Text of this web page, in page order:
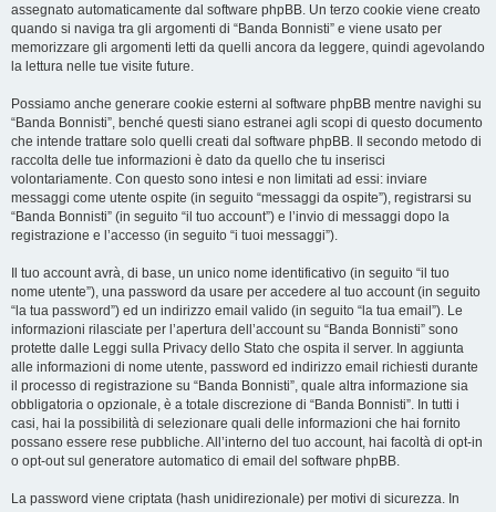
assegnato automaticamente dal software phpBB. Un terzo cookie viene creato
quando si naviga tra gli argomenti di “Banda Bonnisti” e viene usato per
memorizzare gli argomenti letti da quelli ancora da leggere, quindi agevolando
la lettura nelle tue visite future.
Possiamo anche generare cookie esterni al software phpBB mentre navighi su
“Banda Bonnisti”, benché questi siano estranei agli scopi di questo documento
che intende trattare solo quelli creati dal software phpBB. Il secondo metodo di
raccolta delle tue informazioni è dato da quello che tu inserisci
volontariamente. Con questo sono intesi e non limitati ad essi: inviare
messaggi come utente ospite (in seguito “messaggi da ospite”), registrarsi su
“Banda Bonnisti” (in seguito “il tuo account”) e l’invio di messaggi dopo la
registrazione e l’accesso (in seguito “i tuoi messaggi”).
Il tuo account avrà, di base, un unico nome identificativo (in seguito “il tuo
nome utente”), una password da usare per accedere al tuo account (in seguito
“la tua password”) ed un indirizzo email valido (in seguito “la tua email”). Le
informazioni rilasciate per l’apertura dell’account su “Banda Bonnisti” sono
protette dalle Leggi sulla Privacy dello Stato che ospita il server. In aggiunta
alle informazioni di nome utente, password ed indirizzo email richiesti durante
il processo di registrazione su “Banda Bonnisti”, quale altra informazione sia
obbligatoria o opzionale, è a totale discrezione di “Banda Bonnisti”. In tutti i
casi, hai la possibilità di selezionare quali delle informazioni che hai fornito
possano essere rese pubbliche. All’interno del tuo account, hai facoltà di opt-in
o opt-out sul generatore automatico di email del software phpBB.
La password viene criptata (hash unidirezionale) per motivi di sicurezza. In